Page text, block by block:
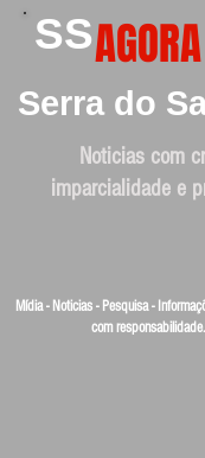
SSAGORA
Serra do
Noticias com
imparcialidade e
Mídia - Noticias - Pesquisa -
com responsabilidade.